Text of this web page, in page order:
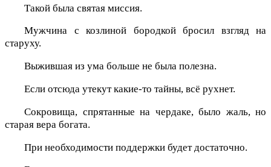
Такой была святая миссия.
Мужчина с козлиной бородкой бросил взгляд на
старуху.
Выжившая из ума больше не была полезна.
Если отсюда утекут какие-то тайны, всё рухнет.
Сокровища, спрятанные на чердаке, было жаль, но
старая вера богата.
При необходимости поддержки будет достаточно.